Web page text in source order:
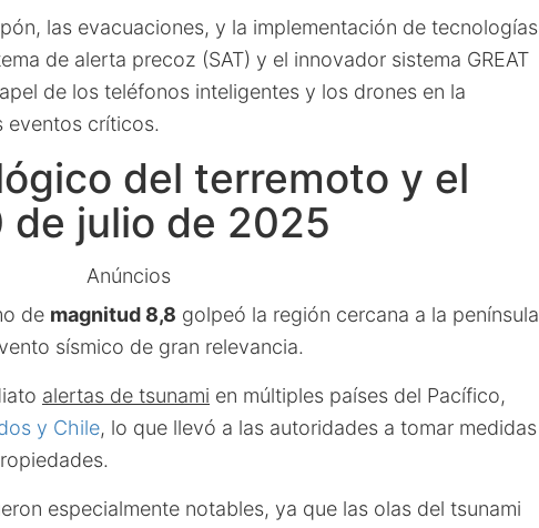
las evacuaciones, y la implementación de tecnologías
de alerta precoz (SAT) y el innovador sistema GREAT
de los teléfonos inteligentes y los drones en la
eventos críticos.
del terremoto y el
julio de 2025
Anúncios
de magnitud 8,8 golpeó la región cercana a la península
sísmico de gran relevancia.
alertas de tsunami en múltiples países del Pacífico,
y Chile, lo que llevó a las autoridades a tomar medidas
especialmente notables, ya que las olas del tsunami